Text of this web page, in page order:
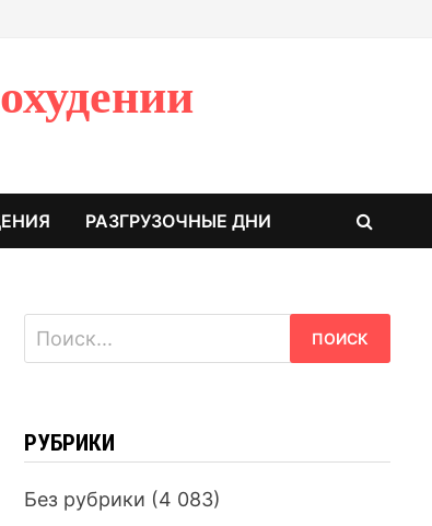
РАЗГРУЗОЧНЫЕ ДНИ
Найти:
РУБРИКИ
Без рубрики (4 083)